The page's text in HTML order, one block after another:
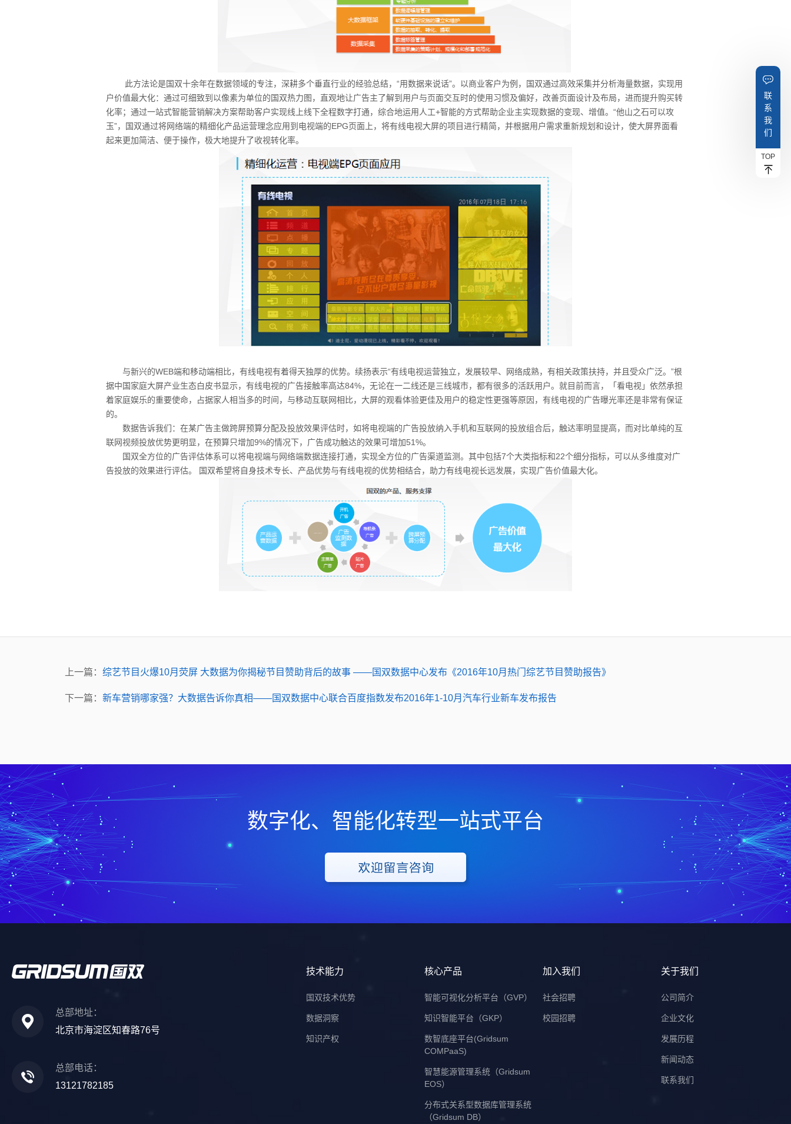
此方法论是国双十余年在数据领域的专注，深耕多个垂直行业的经验总结，“用数据来说话”。以商业客户为例，国双通过高效采集并分析海量数据，实现用
户价值最大化：通过可细致到以像素为单位的国双热力图，直观地让广告主了解到用户与页面交互时的使用习惯及偏好，改善页面设计及布局，进而提升购买转
化率；通过一站式智能营销解决方案帮助客户实现线上线下全程数字打通，综合地运用人工+智能的方式帮助企业主实现数据的变现、增值。“他山之石可以攻
玉”，国双通过将网络端的精细化产品运营理念应用到电视端的EPG页面上，将有线电视大屏的项目进行精简，并根据用户需求重新规划和设计，使大屏界面看
起来更加简洁、便于操作，极大地提升了收视转化率。
与新兴的WEB端和移动端相比，有线电视有着得天独厚的优势。续扬表示“有线电视运营独立，发展较早、网络成熟，有相关政策扶持，并且受众广泛。”根
据中国家庭大屏产业生态白皮书显示，有线电视的广告接触率高达84%，无论在一二线还是三线城市，都有很多的活跃用户。就目前而言，「看电视」依然承担
着家庭娱乐的重要使命，占据家人相当多的时间，与移动互联网相比，大屏的观看体验更佳及用户的稳定性更强等原因，有线电视的广告曝光率还是非常有保证
的。
数据告诉我们：在某广告主做跨屏预算分配及投放效果评估时，如将电视端的广告投放纳入手机和互联网的投放组合后，触达率明显提高，而对比单纯的互
联网视频投放优势更明显，在预算只增加9%的情况下，广告成功触达的效果可增加51%。
国双全方位的广告评估体系可以将电视端与网络端数据连接打通，实现全方位的广告渠道监测。其中包括7个大类指标和22个细分指标，可以从多维度对广
告投放的效果进行评估。 国双希望将自身技术专长、产品优势与有线电视的优势相结合，助力有线电视长远发展，实现广告价值最大化。
上一篇： 综艺节目火爆10月荧屏 大数据为你揭秘节目赞助背后的故事 ——国双数据中心发布《2016年10月热门综艺节目赞助报告》
下一篇： 新车营销哪家强？大数据告诉你真相——国双数据中心联合百度指数发布2016年1-10月汽车行业新车发布报告
联
系
我
们
TOP
数字化、智能化转型一站式平台
总部地址：
北京市海淀区知春路76号
总部电话：
13121782185
技术能力
国双技术优势
数据洞察
知识产权
核心产品
智能可视化分析平台（GVP）
知识智能平台（GKP）
数智底座平台(Gridsum
COMPaaS)
智慧能源管理系统（Gridsum
EOS）
分布式关系型数据库管理系统
（Gridsum DB）
加入我们
社会招聘
校园招聘
关于我们
公司简介
企业文化
发展历程
新闻动态
联系我们